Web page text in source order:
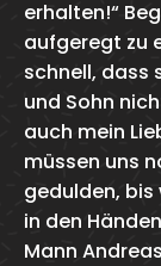
erhalten!“
aufgeregt zu
schnell, dass
und Sohn
auch mein
müssen uns
gedulden, bis
in den
Mann